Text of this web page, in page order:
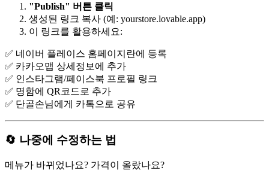
"Publish" 버튼 클릭
생성된 링크 복사 (예: yourstore.lovable.app)
이 링크를 활용하세요:
✅ 네이버 플레이스 홈페이지란에 등록
✅ 카카오맵 상세정보에 추가
✅ 인스타그램/페이스북 프로필 링크
✅ 명함에 QR코드로 추가
✅ 단골손님에게 카톡으로 공유
🔄 나중에 수정하는 법
메뉴가 바뀌었나요? 가격이 올랐나요?